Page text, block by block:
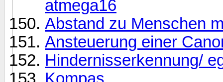
atmega16
Abstand zu Menschen
Ansteuerung einer
Hindernisserkennung/
Kompas